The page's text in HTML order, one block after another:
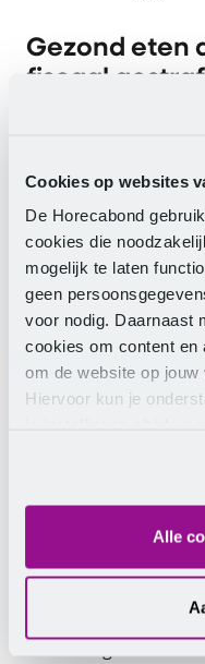
Cookies op websites
De Horecabond
cookies die
mogelijk te laten
geen
voor nodig. Daarnaast
cookies om content en
om de website op
Hiervoor kun je
Alle
Gezond eten
fiscaal
hun mensen tijdens
aanbieden zonder
Werkgevers kunnen
vitaliteit, werkplezier
Belangrijke pijlers
ziekteverzuim in het
werkgevers. In de
arbeidsmarkt is dit
maar ook voor de BV
zorgen. Jaarlijks
monden”.
Draag bij aan
met een